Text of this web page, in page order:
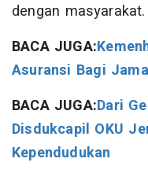
dengan masyarakat.
BACA JUGA:
Asuransi Bagi
BACA JUGA:Dari
Disdukcapil OKU
Kependudukan